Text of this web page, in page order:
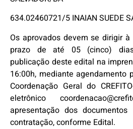
634.02460721/5 INAIAN SUEDE
Os aprovados devem se dirigir à
prazo de até 05 (cinco)
publicação deste edital na
16:00h, mediante agendamento
Coordenação Geral do
eletrônico
apresentação dos
contratação, conforme Edital.